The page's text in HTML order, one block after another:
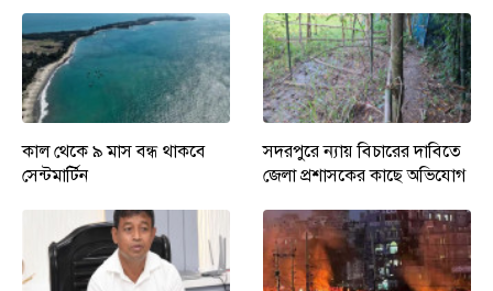
কাল থেকে ৯ মাস বন্ধ থাকবে
সেন্টমার্টিন
সদরপুরে ন্যায় বিচারের দাবিতে
জেলা প্রশাসকের কাছে অভিযোগ